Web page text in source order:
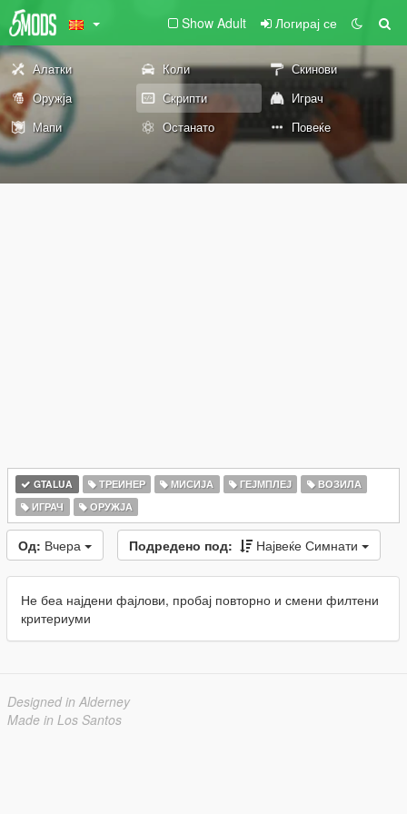
Show Adult Логирај се
Алатки Коли
Скинови
Оружја
Скрипти
Играч
Мапи
Останато Повеќе
GTALUA ТРЕИНЕР МИСИЈА ГЕЈМПЛЕЈ
ВОЗИЛА
ИГРАЧ
ОРУЖЈА
Од: Вчера Подредено под: Највеќе Симнати
Не беа најдени фајлови, пробај повторно и смени филтени
критериуми
Designed in Alderney
Made in Los Santos